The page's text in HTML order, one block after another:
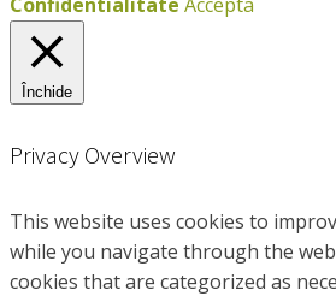
Închide
Privacy Overview
This website uses cookies to
while you navigate through the
cookies that are categorized as